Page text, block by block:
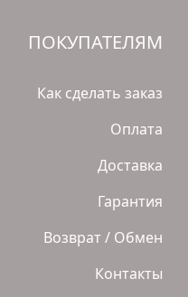
ПОКУПАТЕЛЯМ
Как сделать заказ
Оплата
Доставка
Гарантия
Возврат / Обмен
Контакты